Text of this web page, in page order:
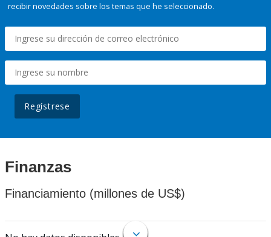
recibir novedades sobre los temas que he seleccionado.
Regístrese
Finanzas
Financiamiento (millones de US$)